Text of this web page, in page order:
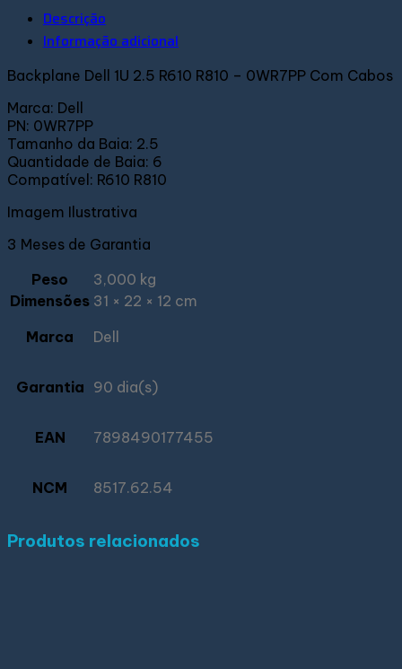
Descrição
Informação adicional
Backplane Dell 1U 2.5 R610 R810 – 0WR7PP Com Cabos
Marca: Dell
PN: 0WR7PP
Tamanho da Baia: 2.5
Quantidade de Baia: 6
Compatível: R610 R810
Imagem Ilustrativa
3 Meses de Garantia
Peso
3,000 kg
Dimensões 31 × 22 × 12 cm
Marca
Dell
Garantia 90 dia(s)
EAN 7898490177455
NCM 8517.62.54
Produtos relacionados